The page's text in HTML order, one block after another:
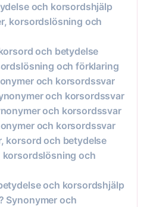
och korsordshjälp
korsordslösning och
och betydelse
och förklaring
och korsordssvar
och korsordssvar
och korsordssvar
och korsordssvar
korsord och betydelse
korsordslösning och
och korsordshjälp
Synonymer och